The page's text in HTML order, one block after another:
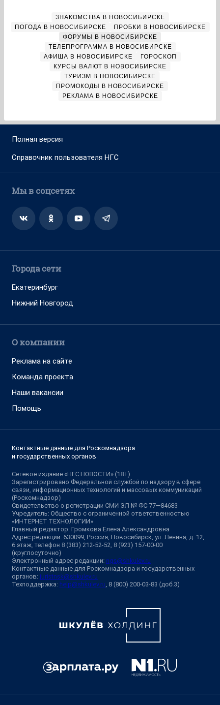
ЗНАКОМСТВА В НОВОСИБИРСКЕ
ПОГОДА В НОВОСИБИРСКЕ
ПРОБКИ В НОВОСИБИРСКЕ
ФОРУМЫ В НОВОСИБИРСКЕ
ТЕЛЕПРОГРАММА В НОВОСИБИРСКЕ
АФИША В НОВОСИБИРСКЕ
ГОРОСКОП
КУРСЫ ВАЛЮТ В НОВОСИБИРСКЕ
ТУРИЗМ В НОВОСИБИРСКЕ
ПРОМОКОДЫ В НОВОСИБИРСКЕ
РЕКЛАМА В НОВОСИБИРСКЕ
Полная версия
Справочник пользователя НГС
Мы в соцсетях
Города сети
Екатеринбург
Нижний Новгород
О компании
Реклама на сайте
Команда проекта
Наши вакансии
Помощь
Контактные данные для Роскомнадзора
и государственных органов
Сетевое издание «НГС.НОВОСТИ» (18+)
Зарегистрировано Федеральной службой по надзору в сфере
связи, информационных технологий и массовых коммуникаций
(Роскомнадзор)
Свидетельство о регистрации СМИ ЭЛ № ФС 77—84683
Учредитель: Общество с ограниченной ответственностью
«ИНТЕРНЕТ ТЕХНОЛОГИИ»
Главный редактор: Громкова Елена Александровна
Адрес редакции: 630099, Россия, Новосибирск, ул. Ленина, д. 12,
6 этаж, телефон 8 (383) 212-52-52, 8 (923) 157-00-00
(круглосуточно)
Электронный адрес редакции: ngs@shkulev.ru
Контактные данные для Роскомнадзора и государственных
органов: juristnsk@shkulev.ru
Техподдержка: help@shkulev.ru , 8 (800) 200-03-83 (доб.3)